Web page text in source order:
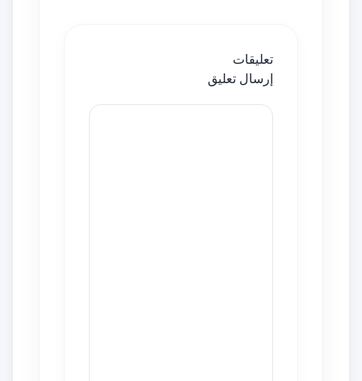
تعليقات
إرسال تعليق